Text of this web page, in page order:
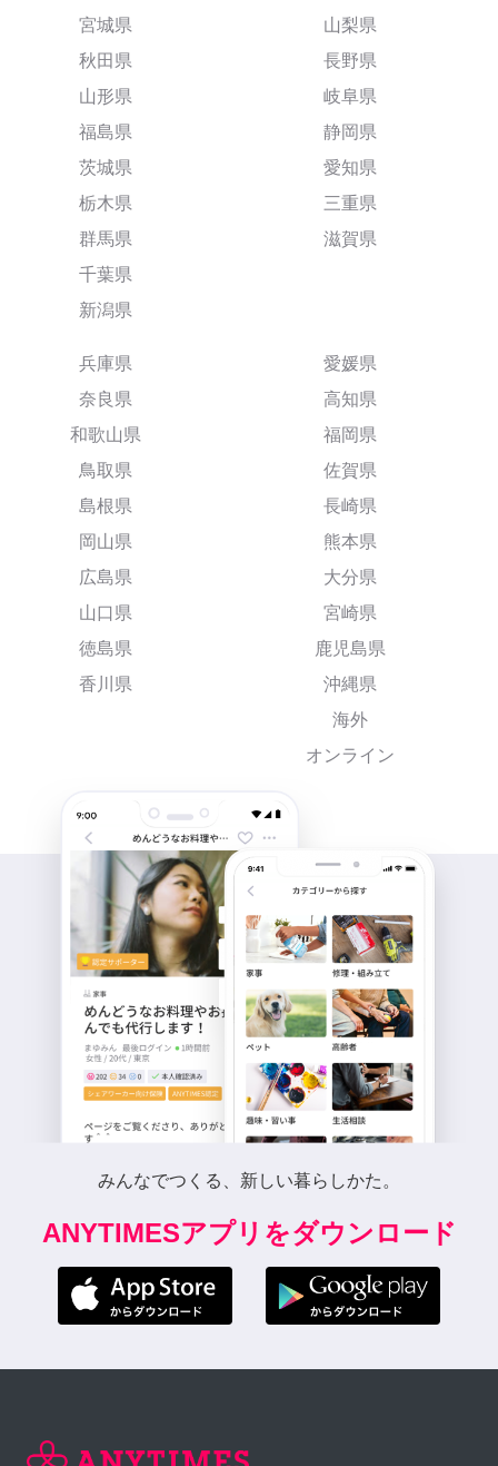
宮城県
秋田県
山形県
福島県
茨城県
栃木県
群馬県
千葉県
新潟県
山梨県
長野県
岐阜県
静岡県
愛知県
三重県
滋賀県
兵庫県
奈良県
和歌山県
鳥取県
島根県
岡山県
広島県
山口県
徳島県
香川県
愛媛県
高知県
福岡県
佐賀県
長崎県
熊本県
大分県
宮崎県
鹿児島県
沖縄県
海外
オンライン
みんなでつくる、新しい暮らしかた。
ANYTIMESアプリをダウンロード